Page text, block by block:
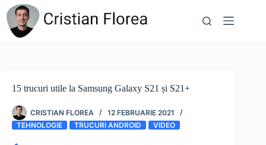
Sari
conținut
15 trucuri utile la Samsung Galaxy S21 și S21+
CRISTIAN FLOREA
12 FEBRUARIE 2021
TEHNOLOGIE
TRUCURI ANDROID VIDEO